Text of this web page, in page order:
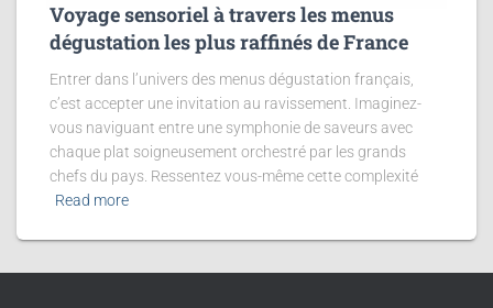
Voyage sensoriel à travers les menus
dégustation les plus raffinés de France
Entrer dans l’univers des menus dégustation français,
c’est accepter une invitation au ravissement. Imaginez-
vous naviguant entre une symphonie de saveurs avec
chaque plat soigneusement orchestré par les grands
chefs du pays. Ressentez vous-même cette complexité
Read more